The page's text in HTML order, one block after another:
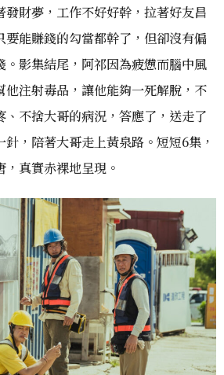
財夢，工作不好好幹，拉著好友昌
要能賺錢的勾當都幹了，但卻沒有偏
。影集結尾，阿祁因為疲憊而腦中風
他注射毒品，讓他能夠一死解脫，不
不捨大哥的病況，答應了，送走了
，陪著大哥走上黃泉路。短短6集，
真實赤裸地呈現。